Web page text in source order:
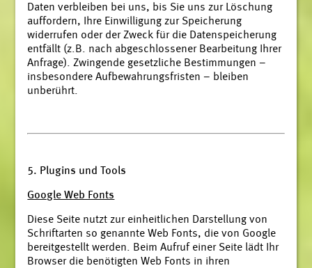
Daten verbleiben bei uns, bis Sie uns zur Löschung
auffordern, Ihre Einwilligung zur Speicherung
widerrufen oder der Zweck für die Datenspeicherung
entfällt (z.B. nach abgeschlossener Bearbeitung Ihrer
Anfrage). Zwingende gesetzliche Bestimmungen –
insbesondere Aufbewahrungsfristen – bleiben
unberührt.
5. Plugins und Tools
Google Web Fonts
Diese Seite nutzt zur einheitlichen Darstellung von
Schriftarten so genannte Web Fonts, die von Google
bereitgestellt werden. Beim Aufruf einer Seite lädt Ihr
Browser die benötigten Web Fonts in ihren